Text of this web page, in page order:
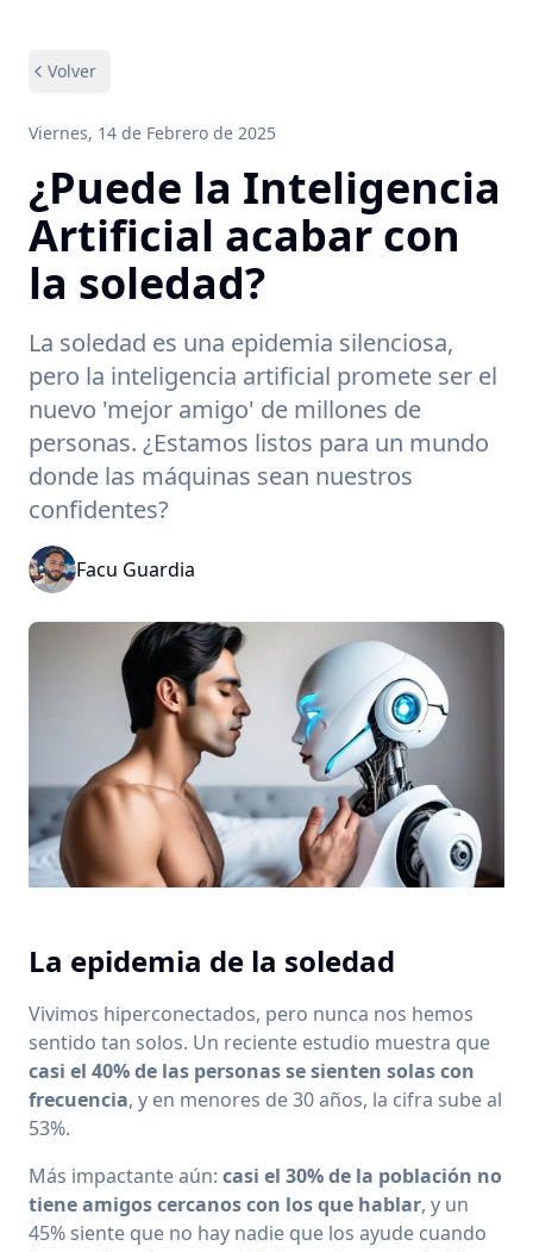
Volver
Viernes, 14 de Febrero de 2025
¿Puede la Inteligencia
Artificial acabar con
la soledad?
La soledad es una epidemia silenciosa,
pero la inteligencia artificial promete ser el
nuevo 'mejor amigo' de millones de
personas. ¿Estamos listos para un mundo
donde las máquinas sean nuestros
confidentes?
Facu Guardia
La epidemia de la soledad
Vivimos hiperconectados, pero nunca nos hemos
sentido tan solos. Un reciente estudio muestra que
casi el 40% de las personas se sienten solas con
frecuencia, y en menores de 30 años, la cifra sube al
53%.
Más impactante aún: casi el 30% de la población no
tiene amigos cercanos con los que hablar, y un
45% siente que no hay nadie que los ayude cuando